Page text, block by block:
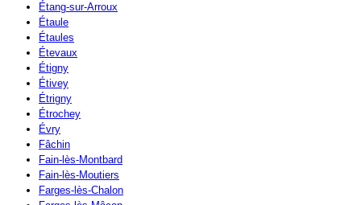
Étang-sur-Arroux
Étaule
Étaules
Étevaux
Étigny
Étivey
Étrigny
Étrochey
Évry
Fâchin
Fain-lès-Montbard
Fain-lès-Moutiers
Farges-lès-Chalon